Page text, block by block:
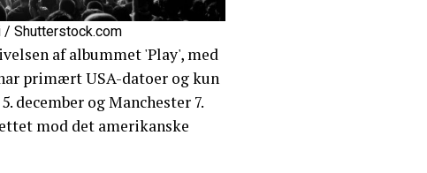
/ Shutterstock.com
af albummet 'Play', med
primært USA-datoer og kun
december og Manchester 7.
mod det amerikanske